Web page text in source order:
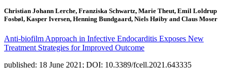
Christian Johann Lerche, Franziska Schwartz, Marie Theut, Emil Loldrup
Fosbøl, Kasper Iversen, Henning Bundgaard, Niels Høiby and Claus Moser
Anti-biofilm Approach in Infective Endocarditis Exposes New
Treatment Strategies for Improved Outcome
published: 18 June 2021; DOI: 10.3389/fcell.2021.643335